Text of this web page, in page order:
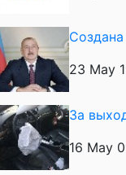
23 May
За
16 May